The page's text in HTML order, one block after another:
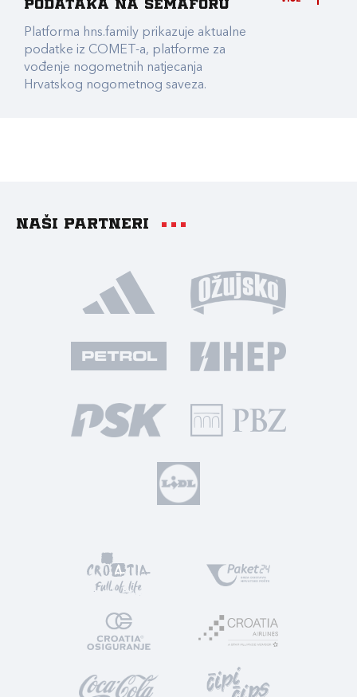
podataka na Semaforu
Platforma hns.family prikazuje aktualne
podatke iz COMET-a, platforme za
vođenje nogometnih natjecanja
Hrvatskog nogometnog saveza.
Naši partneri